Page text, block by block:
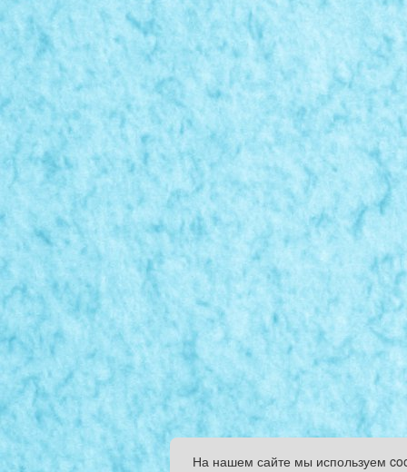
На нашем сайте мы используем